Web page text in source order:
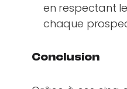
en respectant
chaque
Conclusion